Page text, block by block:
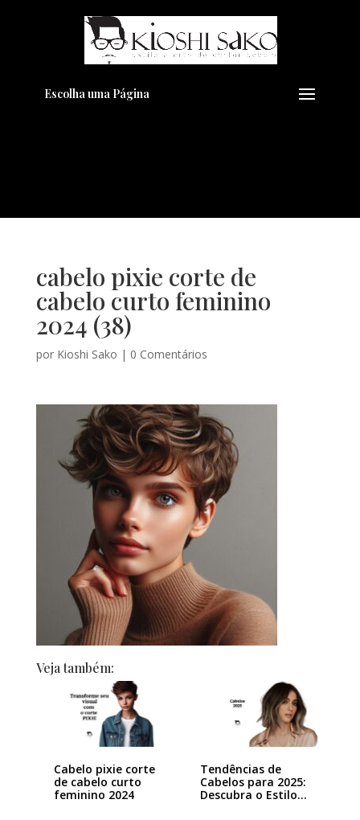
Escolha uma Página
cabelo pixie corte de
cabelo curto feminino
2024 (38)
por Kioshi Sako | 0 Comentários
Veja também:
Cabelo pixie corte
de cabelo curto
feminino 2024
Tendências de
Cabelos para 2025:
Descubra o Estilo…
Pensando em transformar seu
Visual??